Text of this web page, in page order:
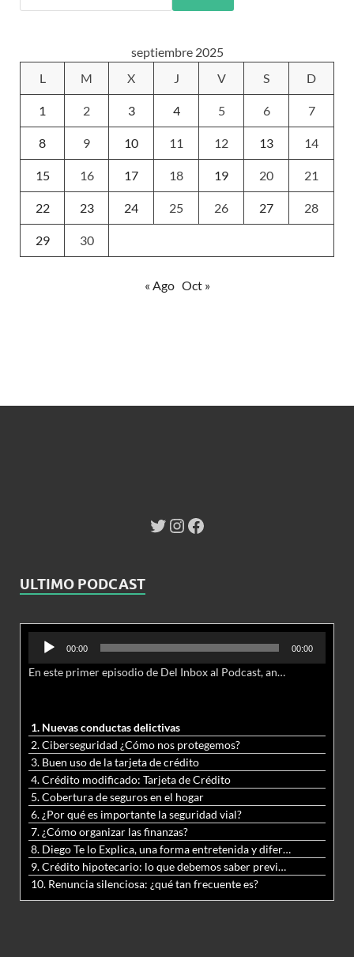
septiembre 2025
L
M X J V S D
1 2 3 4 5 6 7
8 9 10 11 12 13 14
15 16 17 18 19 20 21
22 23 24 25 26 27 28
29 30
« Ago Oct »
ULTIMO PODCAST
Reproductor
audio
00:00 00:00
En este primer episodio de Del Inbox al Podcast, analizamos junto al abogado Jonathan Brown las nuevas conductas delictivas cibernéticas y la necesidad de hacer modificaciones al Código Penal.
1. Nuevas conductas delictivas
2. Ciberseguridad ¿Cómo nos protegemos?
3. Buen uso de la tarjeta de crédito
4. Crédito modificado: Tarjeta de Crédito
5. Cobertura de seguros en el hogar
6. ¿Por qué es importante la seguridad vial?
7. ¿Cómo organizar las finanzas?
8. Diego Te lo Explica, una forma entretenida y diferente de aprender matemáticas y ciencias
9. Crédito hipotecario: lo que debemos saber previo a adquirir nuestra vivienda
10. Renuncia silenciosa: ¿qué tan frecuente es?